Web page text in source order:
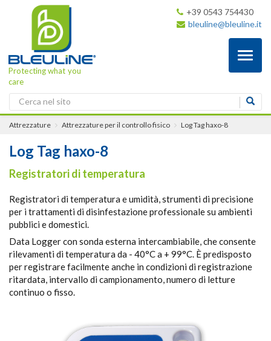
Protecting what you
care
+39 0543 754430
bleuline@bleuline.it
Attrezzature Attrezzature per il controllo fisico Log Tag haxo-8
Log Tag haxo-8
Registratori di temperatura
Registratori di temperatura e umidità, strumenti di precisione
per i trattamenti di disinfestazione professionale su ambienti
pubblici e domestici.
Data Logger con sonda esterna intercambiabile, che consente
rilevamenti di temperatura da - 40°C a + 99°C. È predisposto
per registrare facilmente anche in condizioni di registrazione
ritardata, intervallo di campionamento, numero di letture
continuo o fisso.